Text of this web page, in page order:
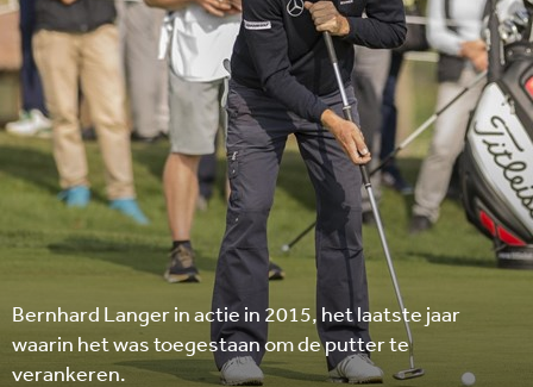
Bernhard Langer in actie in 2015, het laatste jaar
waarin het was toegestaan om de putter te
verankeren.